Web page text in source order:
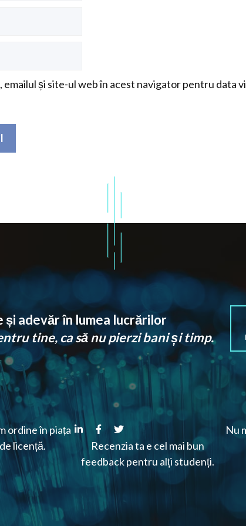
emailul și site-ul web în acest navigator pentru data
și adevăr în lumea lucrărilor
tine, ca să nu pierzi bani și timp.
ordine în piața
licență.
Recenzia ta e cel mai bun
feedback pentru alți studenți.
Nu